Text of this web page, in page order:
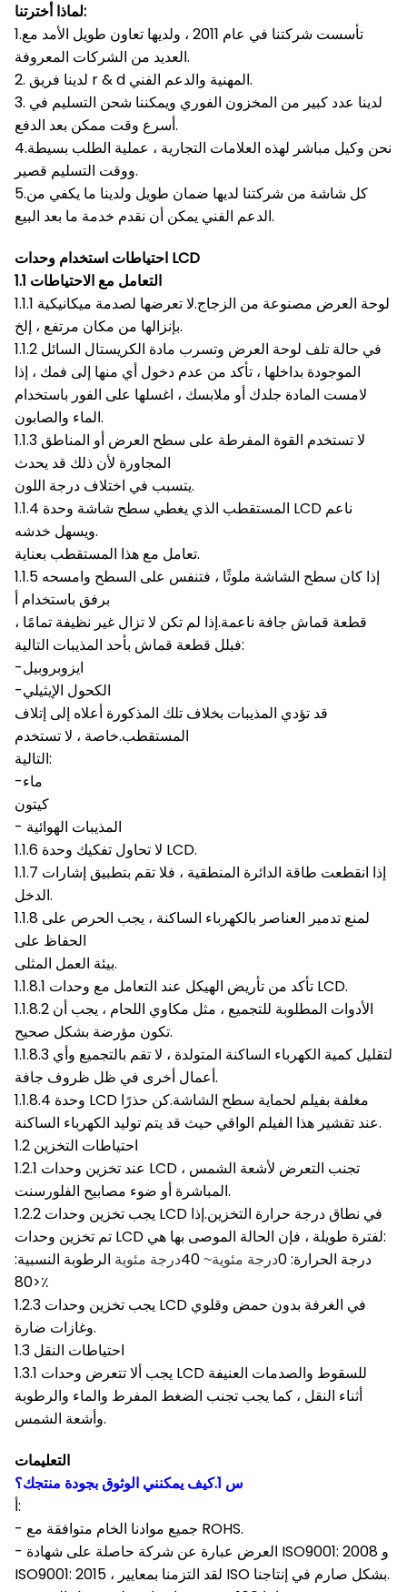
لماذا أخترتنا:
1.تأسست شركتنا في عام 2011 ، ولديها تعاون طويل الأمد مع
العديد من الشركات المعروفة.
2. لدينا فريق r & d المهنية والدعم الفني.
3. لدينا عدد كبير من المخزون الفوري ويمكننا شحن التسليم في
أسرع وقت ممكن بعد الدفع.
4.نحن وكيل مباشر لهذه العلامات التجارية ، عملية الطلب بسيطة
ووقت التسليم قصير.
5.كل شاشة من شركتنا لديها ضمان طويل ولدينا ما يكفي من
الدعم الفني يمكن أن نقدم خدمة ما بعد البيع.
احتياطات استخدام وحدات LCD
1.1 التعامل مع الاحتياطات
1.1.1 لوحة العرض مصنوعة من الزجاج.لا تعرضها لصدمة ميكانيكية
بإنزالها من مكان مرتفع ، إلخ.
1.1.2 في حالة تلف لوحة العرض وتسرب مادة الكريستال السائل
الموجودة بداخلها ، تأكد من عدم دخول أي منها إلى فمك ، إذا
لامست المادة جلدك أو ملابسك ، اغسلها على الفور باستخدام
الماء والصابون.
1.1.3 لا تستخدم القوة المفرطة على سطح العرض أو المناطق
المجاورة لأن ذلك قد يحدث
يتسبب في اختلاف درجة اللون.
1.1.4 المستقطب الذي يغطي سطح شاشة وحدة LCD ناعم
ويسهل خدشه.
تعامل مع هذا المستقطب بعناية.
1.1.5 إذا كان سطح الشاشة ملوثًا ، فتنفس على السطح وامسحه
برفق باستخدام أ
قطعة قماش جافة ناعمة.إذا لم تكن لا تزال غير نظيفة تمامًا ،
فبلل قطعة قماش بأحد المذيبات التالية:
-ايزوبروبيل
-الكحول الإيثيلي
قد تؤدي المذيبات بخلاف تلك المذكورة أعلاه إلى إتلاف
المستقطب.خاصة ، لا تستخدم
التالية:
-ماء
كيتون
- المذيبات الهوائية
1.1.6 لا تحاول تفكيك وحدة LCD.
1.1.7 إذا انقطعت طاقة الدائرة المنطقية ، فلا تقم بتطبيق إشارات
الدخل.
1.1.8 لمنع تدمير العناصر بالكهرباء الساكنة ، يجب الحرص على
الحفاظ على
بيئة العمل المثلى.
1.1.8.1 تأكد من تأريض الهيكل عند التعامل مع وحدات LCD.
1.1.8.2 الأدوات المطلوبة للتجميع ، مثل مكاوي اللحام ، يجب أن
تكون مؤرضة بشكل صحيح.
1.1.8.3 لتقليل كمية الكهرباء الساكنة المتولدة ، لا تقم بالتجميع وأي
أعمال أخرى في ظل ظروف جافة.
1.1.8.4 وحدة LCD مغلفة بفيلم لحماية سطح الشاشة.كن حذرًا
عند تقشير هذا الفيلم الواقي حيث قد يتم توليد الكهرباء الساكنة.
1.2 احتياطات التخزين
1.2.1 عند تخزين وحدات LCD ، تجنب التعرض لأشعة الشمس
المباشرة أو ضوء مصابيح الفلورسنت.
1.2.2 يجب تخزين وحدات LCD في نطاق درجة حرارة التخزين.إذا
تم تخزين وحدات LCD لفترة طويلة ، فإن الحالة الموصى بها هي:
درجة الحرارة: 0
درجة مئوية~
40درجة مئوية الرطوبة النسبية:
<80٪
1.2.3 يجب تخزين وحدات LCD في الغرفة بدون حمض وقلوي
وغازات ضارة.
1.3 احتياطات النقل
1.3.1 يجب ألا تتعرض وحدات LCD للسقوط والصدمات العنيفة
أثناء النقل ، كما يجب تجنب الضغط المفرط والماء والرطوبة
وأشعة الشمس.
التعليمات
س 1.كيف يمكنني الوثوق بجودة منتجك؟
أ:
- جميع موادنا الخام متوافقة مع ROHS.
- العرض عبارة عن شركة حاصلة على شهادة ISO9001: 2008 و
ISO9001: 2015 ، لقد التزمنا بمعايير ISO بشكل صارم في إنتاجنا.